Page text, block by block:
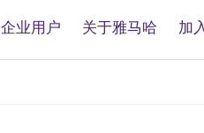
企业用户 关于雅马哈 加